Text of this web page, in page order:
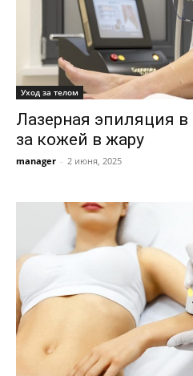
Уход за телом
Лазерная эпиляция в
за кожей в жару
manager - 2 июня, 2025